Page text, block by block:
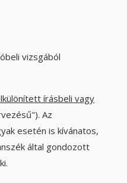
vizsgából
írásbeli vagy
Az
esetén is kívánatos,
által gondozott